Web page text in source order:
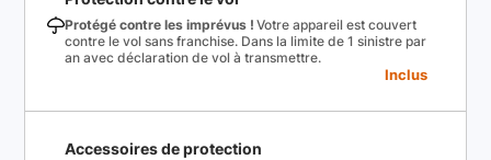
Protégé contre les imprévus ! Votre appareil est couvert
contre le vol sans franchise. Dans la limite de 1 sinistre par
an avec déclaration de vol à transmettre.
Inclus
Accessoires de protection